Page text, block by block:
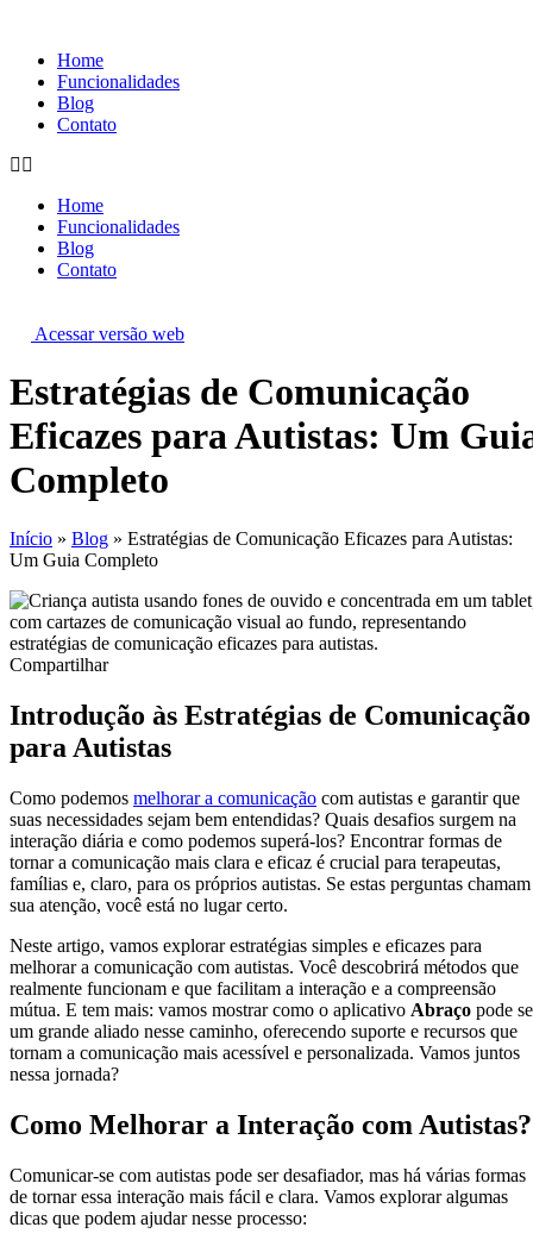
conteúdo
Home
Funcionalidades
Blog
Contato
Home
Funcionalidades
Blog
Contato
Acessar versão web
Estratégias de Comunicação
Eficazes para Autistas: Um
Completo
Início » Blog » Estratégias de Comunicação Eficazes para Autistas:
Um Guia Completo
Compartilhar
Introdução às Estratégias de Comunicação
para Autistas
Como podemos melhorar a comunicação com autistas e garantir que
suas necessidades sejam bem entendidas? Quais desafios surgem na
interação diária e como podemos superá-los? Encontrar formas de
tornar a comunicação mais clara e eficaz é crucial para terapeutas,
famílias e, claro, para os próprios autistas. Se estas perguntas chamam
sua atenção, você está no lugar certo.
Neste artigo, vamos explorar estratégias simples e eficazes para
melhorar a comunicação com autistas. Você descobrirá métodos que
realmente funcionam e que facilitam a interação e a compreensão
mútua. E tem mais: vamos mostrar como o aplicativo Abraço pode
um grande aliado nesse caminho, oferecendo suporte e recursos que
tornam a comunicação mais acessível e personalizada. Vamos juntos
nessa jornada?
Como Melhorar a Interação com Autistas?
Comunicar-se com autistas pode ser desafiador, mas há várias formas
de tornar essa interação mais fácil e clara. Vamos explorar algumas
dicas que podem ajudar nesse processo: